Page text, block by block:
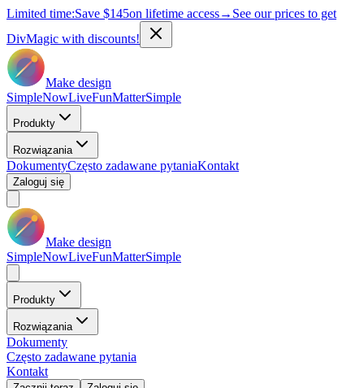
Limited time:Save $145on lifetime access→ See our prices to get
DivMagic with discounts!
Make design
SimpleNowLiveFunMatterSimple
Produkty
Rozwiązania
DokumentyCzęsto zadawane pytaniaKontakt
Zaloguj się
Make design
SimpleNowLiveFunMatterSimple
Produkty
Rozwiązania
Dokumenty
Często zadawane pytania
Kontakt